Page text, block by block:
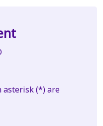
asterisk (*) are